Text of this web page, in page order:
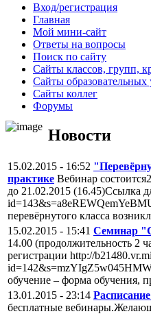
Вход/регистрация
Главная
Мой мини-сайт
Ответы на вопросы
Поиск по сайту
Сайты классов, групп,
Сайты образовательных
Сайты коллег
Форумы
Новости
15.02.2015 - 16:52
практике Вебинар
до 21.02.2015 (16.45)Ссылка
перевёрнутого класса
15.02.2015 - 15:41 Семинар
14.00 (продолжительность 2
регистрации http://
обучение – форма обучения,
13.01.2015 - 23:14
бесплатные